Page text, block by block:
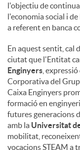
l'objectiu de
l'economia social i
a referent en banca
En aquest sentit, cal
ciutat que l'Entitat
Enginyers ,
Corporativa del
Caixa Enginyers
formació en
futures generacions
amb la Universitat
mobilitat,
vocacions STEAM a